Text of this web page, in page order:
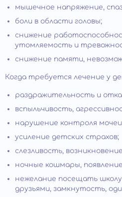
мышечное напряжение,
боли в области головы;
снижение
утомляемость и
снижение памяти,
Когда требуется лечение у
раздражительность и
вспыльчивость,
нарушение контроля
усиление детских страхов;
слезливость,
ночные кошмары,
нежелание посещать
друзьями, замкнутость,